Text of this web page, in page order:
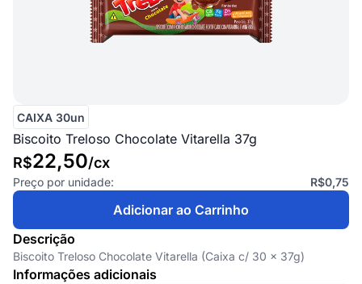
Descrição
Biscoito Treloso Chocolate Vitarella (Caixa c/ 30 x 37g)
Informações adicionais
CAIXA 30un
Biscoito Treloso Chocolate Vitarella 37g
R$22,50/cx
Preço por unidade: R$0,75
Adicionar ao Carrinho